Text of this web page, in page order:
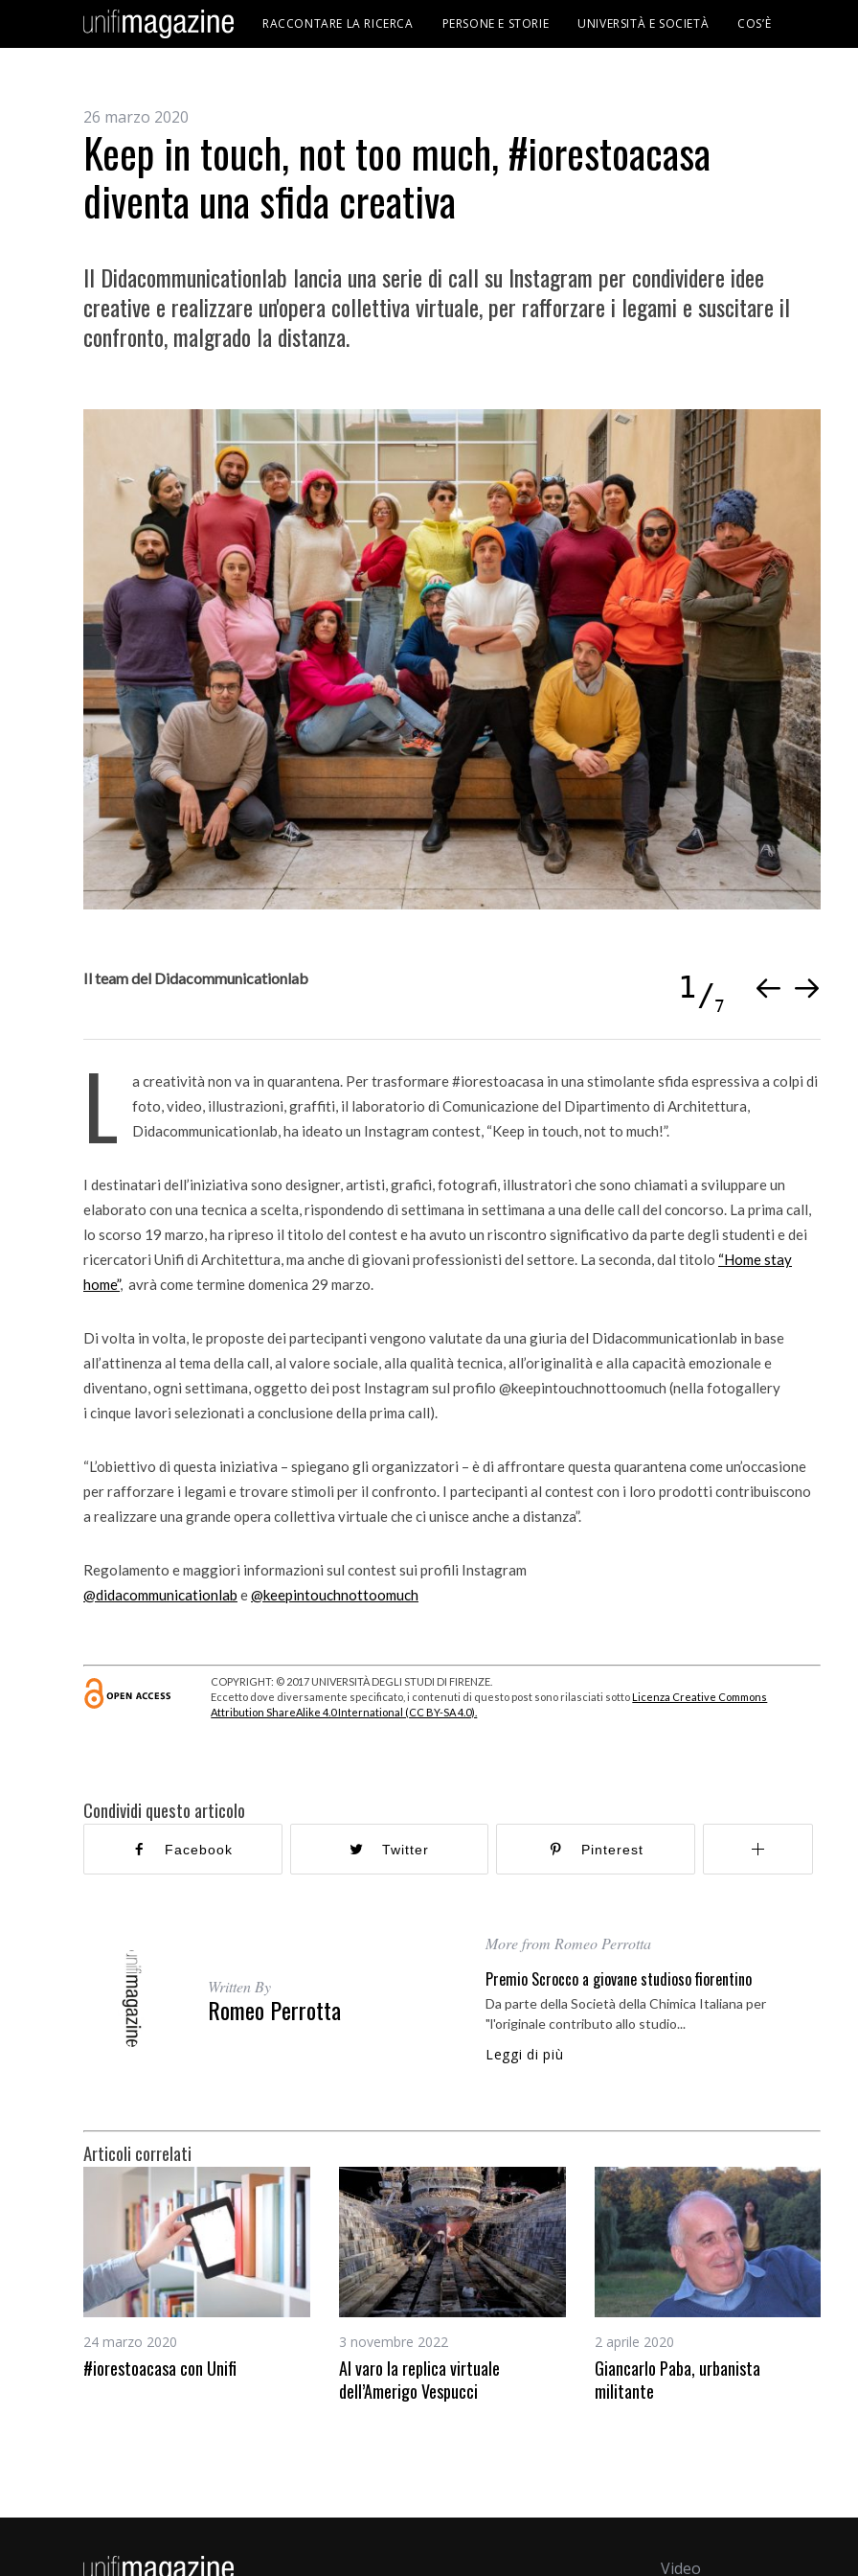
RACCONTARE LA RICERCA PERSONE E STORIE UNIVERSITÀ E SOCIETÀ COS’È
26 marzo 2020
Keep in touch, not too much, #iorestoacasa
diventa una sfida creativa
Il Didacommunicationlab lancia una serie di call su Instagram per condividere idee
creative e realizzare un'opera collettiva virtuale, per rafforzare i legami e suscitare il
confronto, malgrado la distanza.
Il team del Didacommunicationlab 1
7
L
a creatività non va in quarantena. Per trasformare #iorestoacasa in una stimolante sfida espressiva a colpi di
foto, video, illustrazioni, graffiti, il laboratorio di Comunicazione del Dipartimento di Architettura,
Didacommunicationlab, ha ideato un Instagram contest, “Keep in touch, not to much!”.
I destinatari dell’iniziativa sono designer, artisti, grafici, fotografi, illustratori che sono chiamati a sviluppare un
elaborato con una tecnica a scelta, rispondendo di settimana in settimana a una delle call del concorso. La prima call,
lo scorso 19 marzo, ha ripreso il titolo del contest e ha avuto un riscontro significativo da parte degli studenti e dei
ricercatori Unifi di Architettura, ma anche di giovani professionisti del settore. La seconda, dal titolo “Home stay
home”, avrà come termine domenica 29 marzo.
Di volta in volta, le proposte dei partecipanti vengono valutate da una giuria del Didacommunicationlab in base
all’attinenza al tema della call, al valore sociale, alla qualità tecnica, all’originalità e alla capacità emozionale e
diventano, ogni settimana, oggetto dei post Instagram sul profilo @keepintouchnottoomuch (nella fotogallery
i cinque lavori selezionati a conclusione della prima call).
“L’obiettivo di questa iniziativa – spiegano gli organizzatori – è di affrontare questa quarantena come un’occasione
per rafforzare i legami e trovare stimoli per il confronto. I partecipanti al contest con i loro prodotti contribuiscono
a realizzare una grande opera collettiva virtuale che ci unisce anche a distanza”.
Regolamento e maggiori informazioni sul contest sui profili Instagram
@didacommunicationlab e@keepintouchnottoomuch
COPYRIGHT: © 2017 UNIVERSITÀ DEGLI STUDI DI FIRENZE.
Eccetto dove diversamente specificato, i contenuti di questo post sono rilasciati sottoLicenza Creative Commons
Attribution ShareAlike 4.0 International (CC BY-SA 4.0).
Condividi questo articolo
Facebook Twitter Pinterest
Written By
Romeo Perrotta
More from Romeo Perrotta
Premio Scrocco a giovane studioso fiorentino
Da parte della Società della Chimica Italiana per
"l'originale contributo allo studio...
Leggi di più
Articoli correlati
24 marzo 2020
#iorestoacasa con Unifi
3 novembre 2022
Al varo la replica virtuale
dell’Amerigo Vespucci
2 aprile 2020
Giancarlo Paba, urbanista
militante
Incarichi e riconoscimenti
Quando la robotica ascolta la voce dei
bambini
Didattica del futuro tra presenza e online:
da settembre dodici corsi “blended”
Video